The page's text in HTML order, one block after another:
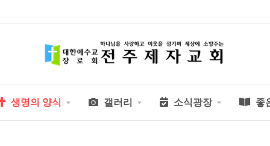
생명의 양식 갤러리 소식광장 좋